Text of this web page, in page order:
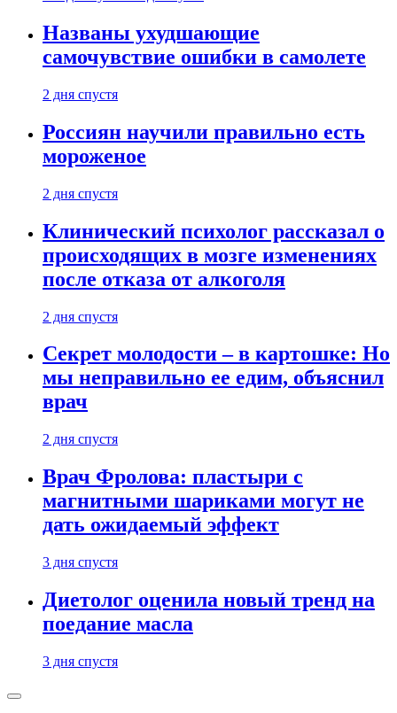
Названы ухудшающие
самочувствие ошибки в самолете
2 дня спустя
Россиян научили правильно есть
мороженое
2 дня спустя
Клинический психолог рассказал о
происходящих в мозге изменениях
после отказа от алкоголя
2 дня спустя
Секрет молодости – в картошке: Но
мы неправильно ее едим, объяснил
врач
2 дня спустя
Врач Фролова: пластыри с
магнитными шариками могут не
дать ожидаемый эффект
3 дня спустя
Диетолог оценила новый тренд на
поедание масла
3 дня спустя